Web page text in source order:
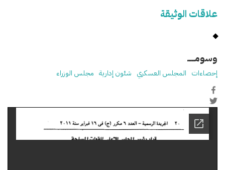
علاقات الوثيقة
وسومـــــ
إحصاءات المجلس العسكري شئون إدارية مجلس الوزراء